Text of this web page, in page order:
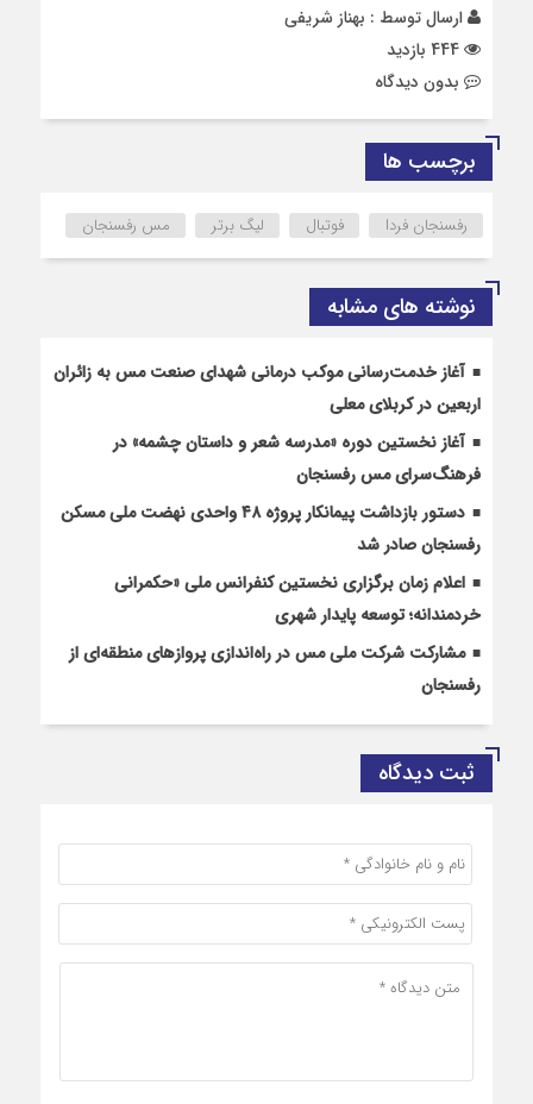
ارسال توسط : بهناز شریفی
بدون دیدگاه
برچسب ها
رفسنجان فردا فوتبال لیگ برتر مس رفسنجان
نوشته های مشابه
آغاز خدمت‌رسانی موکب درمانی شهدای صنعت مس به زائران
اربعین در کربلای معلی
آغاز نخستین دوره «مدرسه شعر و داستان چشمه» در
فرهنگ‌سرای مس رفسنجان
دستور بازداشت پیمانکار پروژه ۴۸ واحدی نهضت ملی مسکن
رفسنجان صادر شد
اعلام زمان برگزاری نخستین کنفرانس ملی «حکمرانی
خردمندانه؛ توسعه پایدار شهری
مشارکت شرکت ملی مس در راه‌اندازی پروازهای منطقه‌ای از
رفسنجان
ثبت دیدگاه